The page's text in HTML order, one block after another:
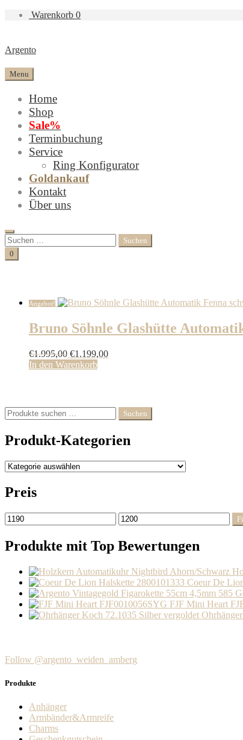
Warenkorb 0
Argento
Menu
Home
Shop
Sale%
Terminbuchung
Service
Ring Konfigurator
Goldankauf
Kontakt
Über uns
Search
Suchen
nach:
Cart
0
Angebot!
Bruno Söhnle Glashütte
€1.995,00 Ursprünglicher
Preis
€1.199,00Aktueller
In den Warenkorb
Suchen
nach:
Suchen
Produkt-Kategorien
Preis
Min.
Preis
Max.
Preis
Produkte mit Top Bewertungen
Coeur De
FJF Mini Heart
Follow @argento_weiden_amberg
Produkte
Anhänger
Armbänder&Armreife
Charms